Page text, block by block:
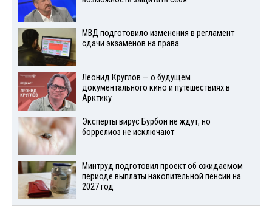
МВД подготовило изменения в регламент
сдачи экзаменов на права
Леонид Круглов — о будущем
документального кино и путешествиях в
Арктику
Эксперты вирус Бурбон не ждут, но
боррелиоз не исключают
Минтруд подготовил проект об ожидаемом
периоде выплаты накопительной пенсии на
2027 год